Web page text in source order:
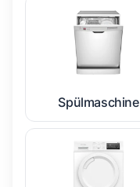
Spülmaschine